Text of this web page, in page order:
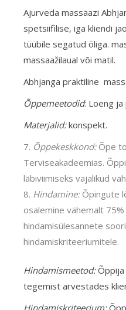
Ajurveda massaazi
spetsiifilise, iga kliendi
tüübile segatud õliga.
massaažilaual või matil.
Abhjanga praktiline
Õppemeetodid: Loeng
Materjalid:konspekt.
Õppekeskkond:Õpe
Terviseakadeemias.
läbiviimiseks vajalikud
Hindamine: Õpingute
osalemine vähemalt
hindamisülesannete
hindamiskriteeriumitele.
Hindamismeetod:Õppija
tegemist arvestades
Hindamiskriteerium: